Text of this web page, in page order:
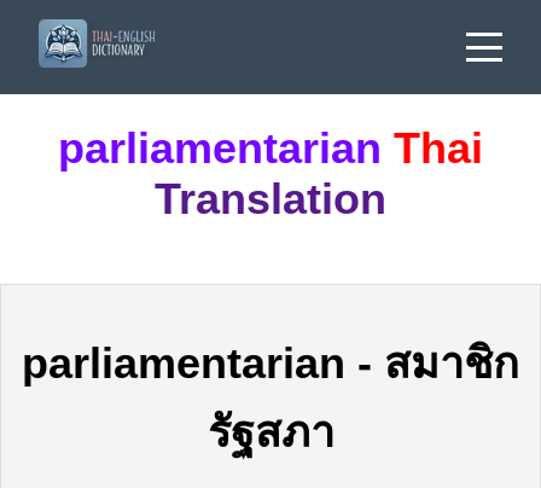
parliamentarian Thai
Translation
parliamentarian - สมาชิก
รัฐสภา